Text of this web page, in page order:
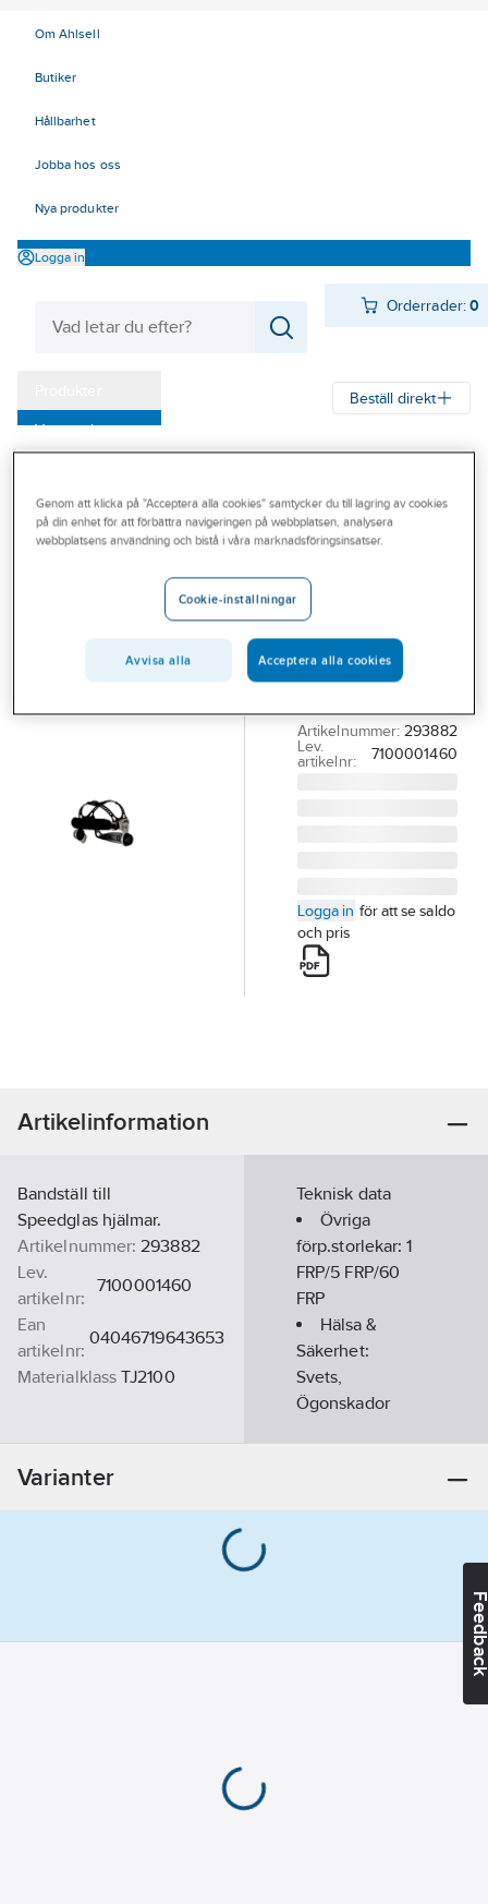
Om Ahlsell
Butiker
Hållbarhet
Jobba hos oss
Nya produkter
Logga in
Orderrader:0
Varumärken
Outlet
Branscher
Beställ direkt
3M
svetshjälmar
HUVUDBAND
SPEEDGLAS 9100
KOMPL INKL DELAR
Artikelnummer: 293882
Lev.
artikelnr:
7100001460
Logga in för att se saldo
och pris
Artikelinformation
Bandställ till
Speedglas hjälmar.
Artikelnummer: 293882
Lev.
artikelnr:
7100001460
Ean
artikelnr:
04046719643653
Materialklass TJ2100
Teknisk data
Övriga
förp.storlekar:1
FRP/5 FRP/60
FRP
Hälsa &
Säkerhet:
Svets,
Ögonskador
Varianter
Genom att klicka på "Acceptera alla cookies" samtycker du till lagring av cookies
på din enhet för att förbättra navigeringen på webbplatsen, analysera
webbplatsens användning och bistå i våra marknadsföringsinsatser.
Cookie-inställningar
Avvisa alla Acceptera alla cookies